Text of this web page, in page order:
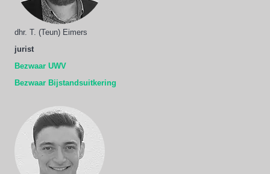
dhr. T. (Teun) Eimers
jurist
Bezwaar UWV
Bezwaar Bijstandsuitkering